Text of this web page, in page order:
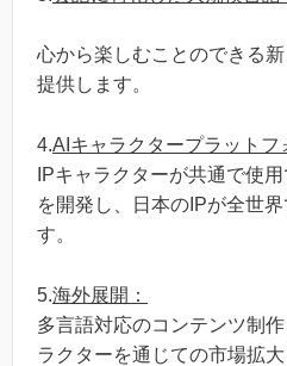
心から楽しむことのできる
提供します。
4.AIキャラクタープラットフ
IPキャラクターが共通で使
を開発し、日本のIPが全世
す。
5.海外展開：
多言語対応のコンテンツ制
ラクターを通じての市場拡大